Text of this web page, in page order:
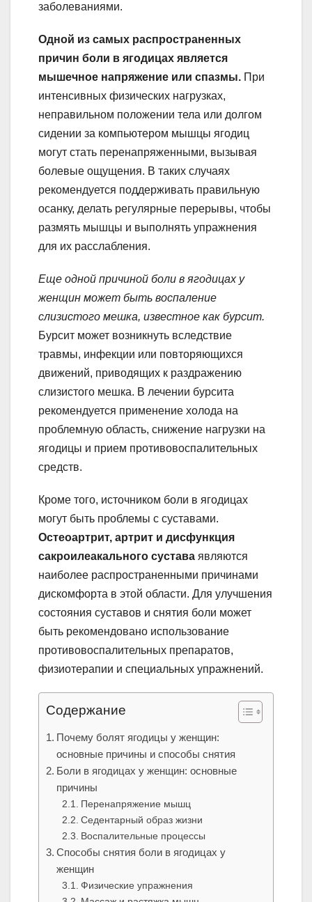
заболеваниями.
Одной из самых распространенных
причин боли в ягодицах является
мышечное напряжение или спазмы. При
интенсивных физических нагрузках,
неправильном положении тела или долгом
сидении за компьютером мышцы ягодиц
могут стать перенапряженными, вызывая
болевые ощущения. В таких случаях
рекомендуется поддерживать правильную
осанку, делать регулярные перерывы, чтобы
размять мышцы и выполнять упражнения
для их расслабления.
Еще одной причиной боли в ягодицах у
женщин может быть воспаление
слизистого мешка, известное как бурсит.
Бурсит может возникнуть вследствие
травмы, инфекции или повторяющихся
движений, приводящих к раздражению
слизистого мешка. В лечении бурсита
рекомендуется применение холода на
проблемную область, снижение нагрузки на
ягодицы и прием противовоспалительных
средств.
Кроме того, источником боли в ягодицах
могут быть проблемы с суставами.
Остеоартрит, артрит и дисфункция
сакроилеакального сустава являются
наиболее распространенными причинами
дискомфорта в этой области. Для улучшения
состояния суставов и снятия боли может
быть рекомендовано использование
противовоспалительных препаратов,
физиотерапии и специальных упражнений.
Содержание
Почему болят ягодицы у женщин:
основные причины и способы снятия
Боли в ягодицах у женщин: основные
причины
Перенапряжение мышц
Седентарный образ жизни
Воспалительные процессы
Способы снятия боли в ягодицах у
женщин
Физические упражнения